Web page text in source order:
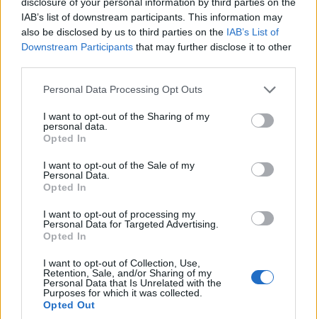
IAB’s list of downstream participants. This information may
also be disclosed by us to third parties on the IAB’s List of
Downstream Participants that may further disclose it to other
Please note that this website/app uses one or more Google
not limited to your visit or usage behaviour. You may click to
grant or deny consent to Google and its third-party tags to
use your data for below specified purposes in below Google
consent section.
Personal Data Processing Opt Outs
I want to opt-out of the Sharing of my
personal data.
Opted In
I want to opt-out of the Sale of my
Personal Data.
Opted In
I want to opt-out of processing my
Personal Data for Targeted Advertising.
Opted In
I want to opt-out of Collection, Use,
Retention, Sale, and/or Sharing of my
Personal Data that Is Unrelated with the
Purposes for which it was collected.
Opted Out
Δυστυχώς, ήρθε η τουρκική εισβολή. Ο χρόνος
πάγωσε. Όλα καταστράφηκαν. Οι ομάδες των
κατεχόμενων περιοχών βυθίστηκαν στον μαρασμό.
χωρίς λεφτά, χωρίς ρούχα, χωρίς στολές, χωρίς
μπάλες.
Πολλοί αθλητές χάθηκαν. Κάποιοι
αιχμαλωτίστηκαν, άλλοι σκοτώθηκαν.
Υπολογίζεται ότι το 1974 σκοτώθηκαν περίπου
κατηγορία και πολλοί ακόμη από άλλα αθλήματα:
μπάσκετ, βόλεϊ, επιτραπέζια αντισφαίριση.
Πέρα από την προσφυγοποίηση και τον εκτοπισμό,
χάθηκαν άνθρωποι, ταλέντα, ψυχές του κυπριακού
αθλητισμού.